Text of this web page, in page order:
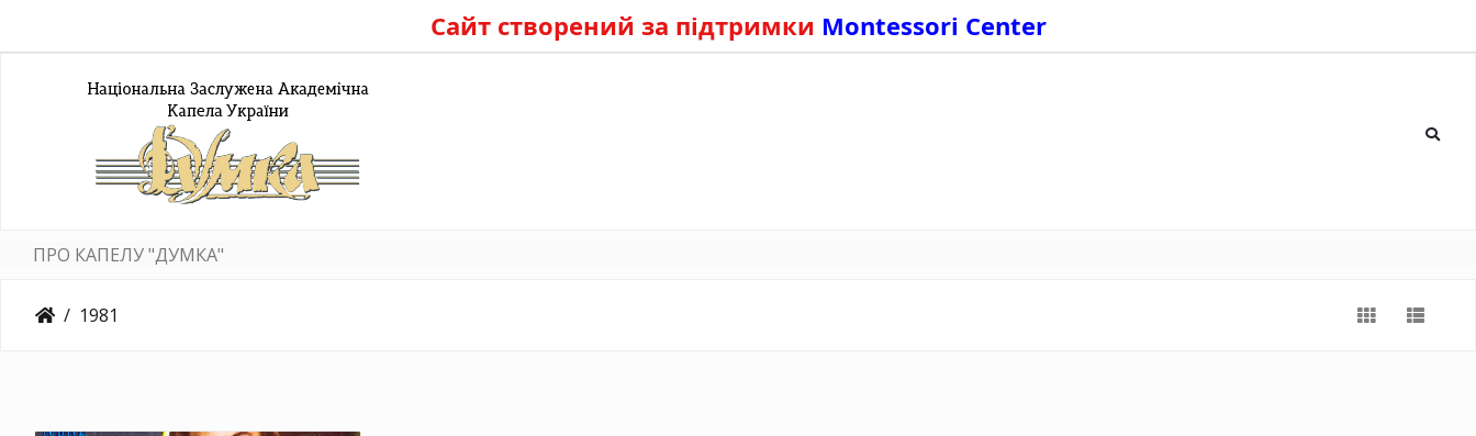
Сайт створений за підтримки Montessori Center
ПРО КАПЕЛУ "ДУМКА"
1981